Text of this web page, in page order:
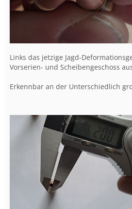
Links das jetzige Jagd-
Vorserien- und Scheibengeschoss
Erkennbar an der Unterschiedlich